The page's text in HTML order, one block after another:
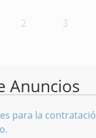
2 3
Anuncios
para la